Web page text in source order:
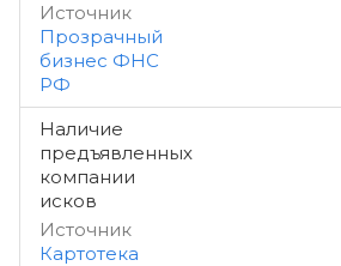
Источник
Прозрачный
бизнес ФНС
РФ
Наличие
предъявленных
компании
исков
Источник
Картотека